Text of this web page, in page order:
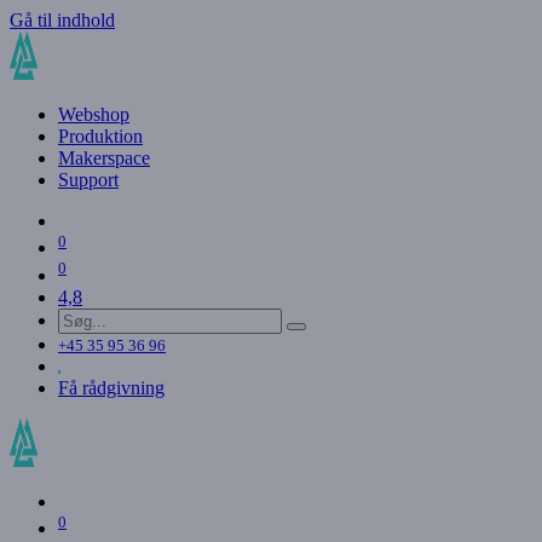
Gå til indhold
Webshop
Produktion
Makerspace
Support
0
0
4,8
+45 35 95 36 96
Få rådgivning
0